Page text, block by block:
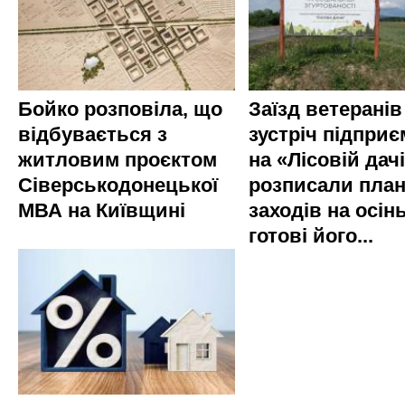
Бойко розповіла, що
відбувається з
житловим проєктом
Сіверськодонецької
МВА на Київщині
Заїзд
зустріч
на «Лісовій
розписали план
заходів на
готові його...